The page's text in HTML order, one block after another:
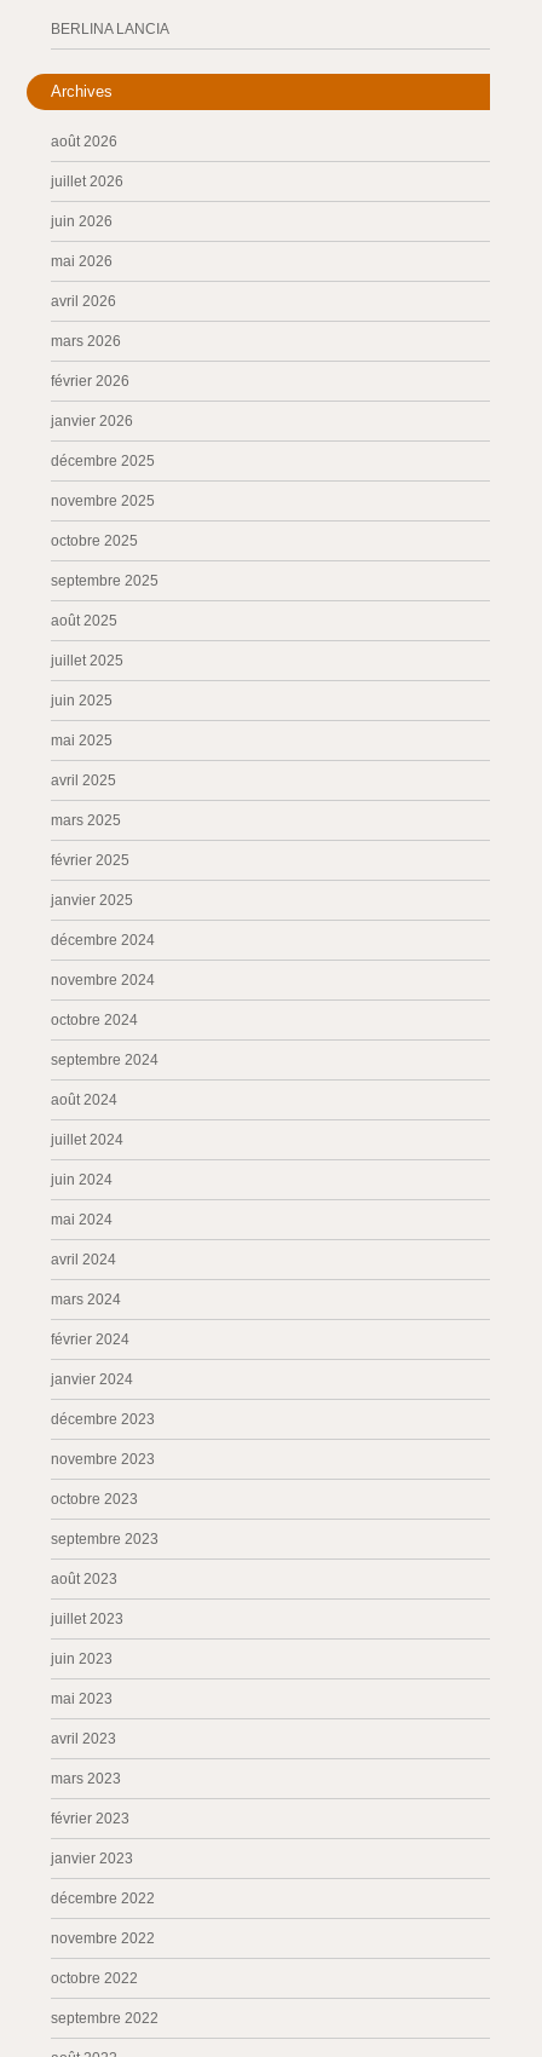
BERLINA LANCIA
Archives
août 2026
juillet 2026
juin 2026
mai 2026
avril 2026
mars 2026
février 2026
janvier 2026
décembre 2025
novembre 2025
octobre 2025
septembre 2025
août 2025
juillet 2025
juin 2025
mai 2025
avril 2025
mars 2025
février 2025
janvier 2025
décembre 2024
novembre 2024
octobre 2024
septembre 2024
août 2024
juillet 2024
juin 2024
mai 2024
avril 2024
mars 2024
février 2024
janvier 2024
décembre 2023
novembre 2023
octobre 2023
septembre 2023
août 2023
juillet 2023
juin 2023
mai 2023
avril 2023
mars 2023
février 2023
janvier 2023
décembre 2022
novembre 2022
octobre 2022
septembre 2022